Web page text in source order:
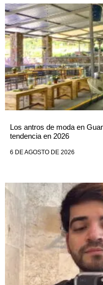
Los antros de moda en
tendencia en 2026
6 DE AGOSTO DE 2026